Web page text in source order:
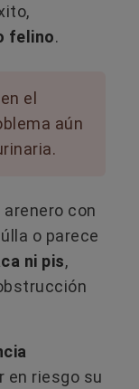
felino.
el
aún
con
o parece
ni pis,
en riesgo su